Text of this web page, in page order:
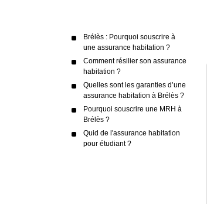
Brélès : Pourquoi souscrire à
une assurance habitation ?
Comment résilier son assurance
habitation ?
Quelles sont les garanties d’une
assurance habitation à Brélès ?
Pourquoi souscrire une MRH à
Brélès ?
Quid de l'assurance habitation
pour étudiant ?